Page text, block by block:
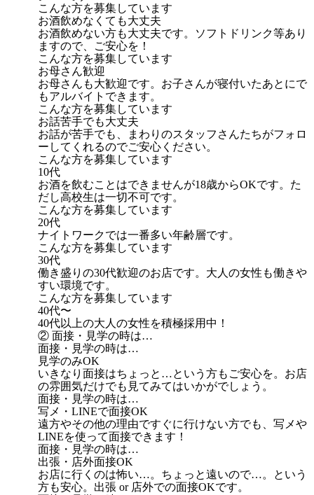
こんな方を募集しています
お酒飲めなくても大丈夫
お酒飲めない方も大丈夫です。ソフトドリンク等あり
ますので、ご安心を！
こんな方を募集しています
お母さん歓迎
お母さんも大歓迎です。お子さんが寝付いたあとにで
もアルバイトできます。
こんな方を募集しています
お話苦手でも大丈夫
お話が苦手でも、まわりのスタッフさんたちがフォロ
ーしてくれるのでご安心ください。
こんな方を募集しています
10代
お酒を飲むことはできませんが18歳からOKです。た
だし高校生は一切不可です。
こんな方を募集しています
20代
ナイトワークでは一番多い年齢層です。
こんな方を募集しています
30代
働き盛りの30代歓迎のお店です。大人の女性も働きや
すい環境です。
こんな方を募集しています
40代〜
40代以上の大人の女性を積極採用中！
② 面接・見学の時は…
面接・見学の時は…
見学のみOK
いきなり面接はちょっと…という方もご安心を。お店
の雰囲気だけでも見てみてはいかがでしょう。
面接・見学の時は…
写メ・LINEで面接OK
遠方やその他の理由ですぐに行けない方でも、写メや
LINEを使って面接できます！
面接・見学の時は…
出張・店外面接OK
お店に行くのは怖い…。ちょっと遠いので…。という
方も安心。出張 or 店外での面接OKです。